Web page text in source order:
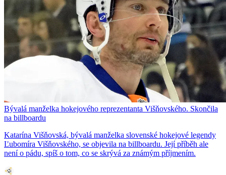
Bývalá manželka hokejového reprezentanta Višňovského. Skončila
na billboardu
Katarína Višňovská, bývalá manželka slovenské hokejové legendy
Ľubomíra Višňovského, se objevila na billboardu. Její příběh ale
není o pádu, spíš o tom, co se skrývá za známým příjmením.